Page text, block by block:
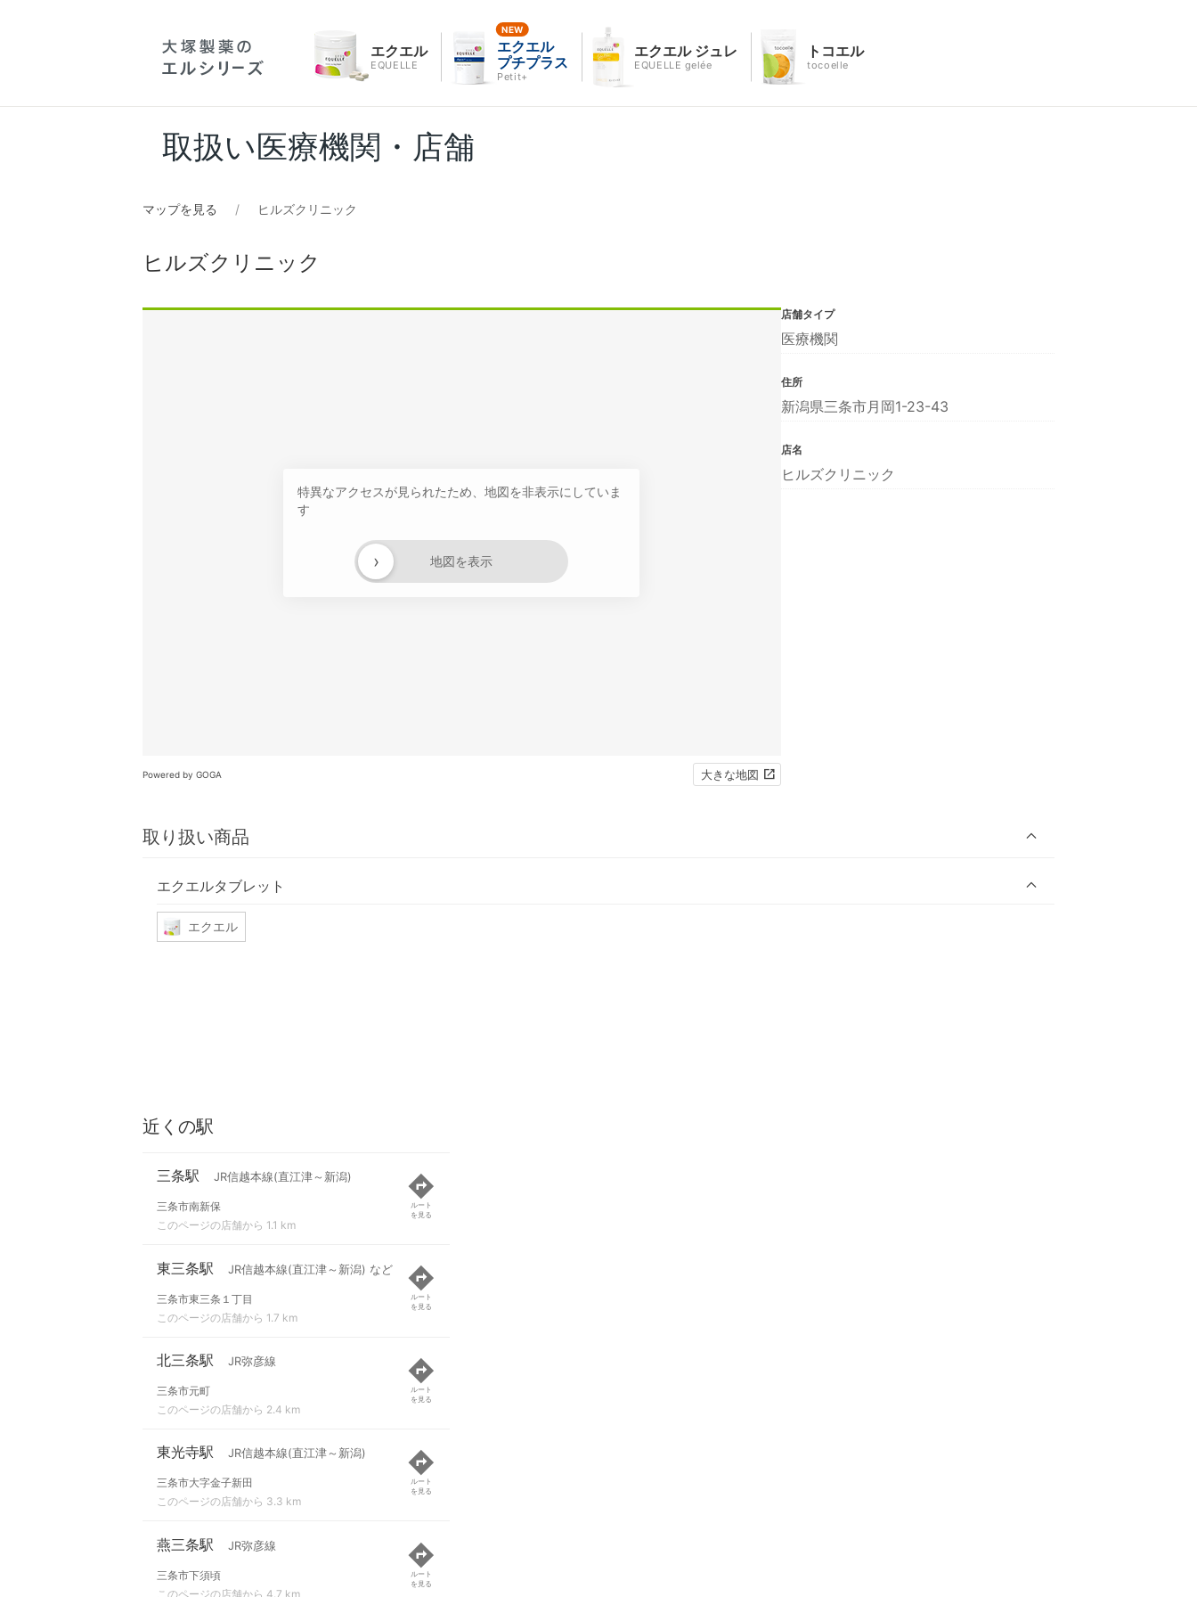
エクエル
EQUELLE
エクエル
プチプラス
Petit+
エクエル ジュレ
EQUELLE gelée
トコエル
tocoelle
取扱い医療機関・店舗
マップを見る ヒルズクリニック
ヒルズクリニック
特異なアクセスが見られたため、地図を非表示にしていま
す
地図を表示
›
Powered by GOGA 大きな地図
取り扱い商品
エクエルタブレット
エクエル
店舗タイプ
医療機関
住所
新潟県三条市月岡1-23-43
店名
ヒルズクリニック
近くの駅
三条駅 JR信越本線(直江津～新潟)
三条市南新保
このページの店舗から 1.1 km
ルート
を見る
東三条駅 JR信越本線(直江津～新潟) など
三条市東三条１丁目
このページの店舗から 1.7 km
ルート
を見る
北三条駅 JR弥彦線
三条市元町
このページの店舗から 2.4 km
ルート
を見る
東光寺駅 JR信越本線(直江津～新潟)
三条市大字金子新田
このページの店舗から 3.3 km
ルート
を見る
燕三条駅 JR弥彦線
三条市下須頃
このページの店舗から 4.7 km
ルート
を見る